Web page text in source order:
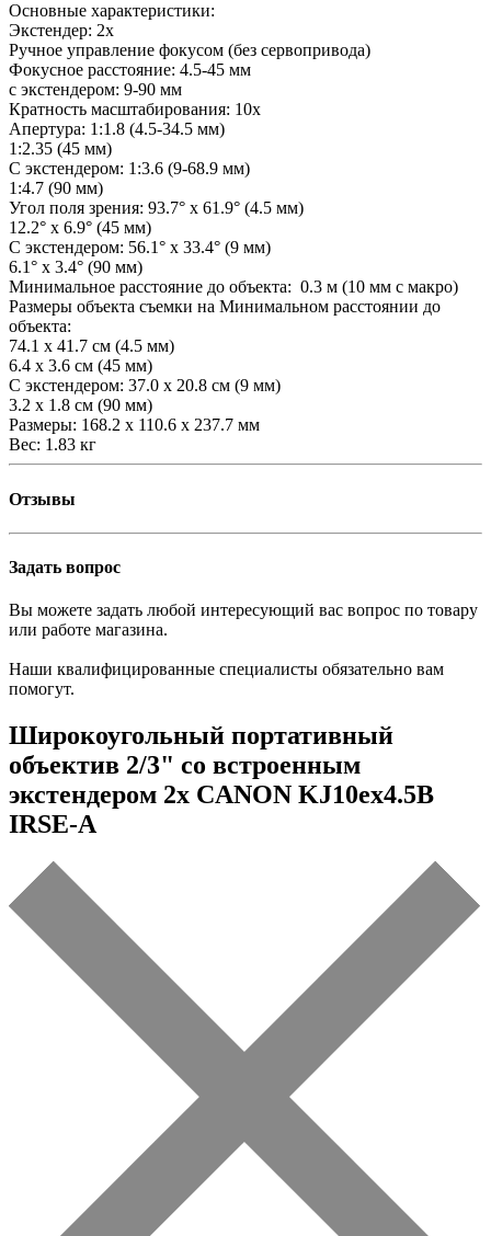
Основные характеристики:
Экстендер: 2х
Ручное управление фокусом (без сервопривода)
Фокусное расстояние: 4.5-45 мм
с экстендером: 9-90 мм
Кратность масштабирования: 10х
Апертура: 1:1.8 (4.5-34.5 мм)
1:2.35 (45 мм)
С экстендером: 1:3.6 (9-68.9 мм)
1:4.7 (90 мм)
Угол поля зрения: 93.7° x 61.9° (4.5 мм)
12.2° x 6.9° (45 мм)
С экстендером: 56.1° x 33.4° (9 мм)
6.1° x 3.4° (90 мм)
Минимальное расстояние до объекта: 0.3 м (10 мм с макро)
Размеры объекта съемки на Минимальном расстоянии до
объекта:
74.1 x 41.7 см (4.5 мм)
6.4 x 3.6 см (45 мм)
С экстендером: 37.0 x 20.8 см (9 мм)
3.2 x 1.8 см (90 мм)
Размеры: 168.2 x 110.6 x 237.7 мм
Вес: 1.83 кг
Отзывы
Задать вопрос
Вы можете задать любой интересующий вас вопрос по товару
или работе магазина.
Наши квалифицированные специалисты обязательно вам
помогут.
Широкоугольный портативный
объектив 2/3" со встроенным
экстендером 2x CANON KJ10ex4.5B
IRSE-A